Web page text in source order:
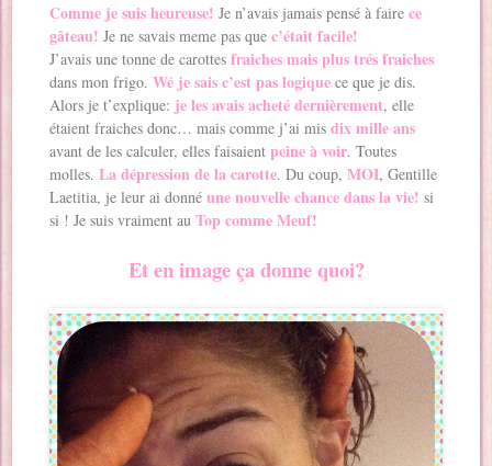
Comme je suis heureuse! Je n’avais jamais pensé à faire ce
gâteau! Je ne savais meme pas quec’était facile!
J’avais une tonne de carottesfraiches mais plus trés fraiches
dans mon frigo.Wé je sais c’est pas logique ce que je dis.
Alors je t’explique: je les avais acheté dernièrement, elle
étaient fraiches donc… mais comme j’ai misdix mille ans
avant de les calculer, elles faisaientpeine à voir. Toutes
molles.La dépression de la carotte. Du coup,MOI, Gentille
Laetitia, je leur ai donnéune nouvelle chance dans la vie! si
si ! Je suis vraiment auTop comme Meuf!
Et en image ça donne quoi?